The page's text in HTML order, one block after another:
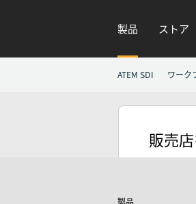
製品 ストア
ATEM SDI ワーク
販売
製品